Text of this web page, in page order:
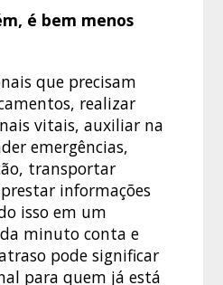
é bem menos
que precisam
realizar
vitais, auxiliar na
emergências,
transportar
informações
isso em um
minuto conta e
pode significar
para quem já está